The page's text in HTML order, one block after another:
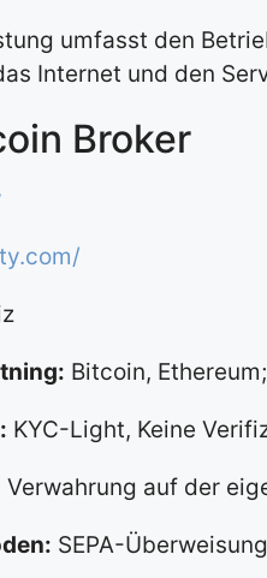
umfasst den
Internet und den
Broker
Bitcoin,
KYC-Light, Keine
Verwahrung auf der
SEPA-